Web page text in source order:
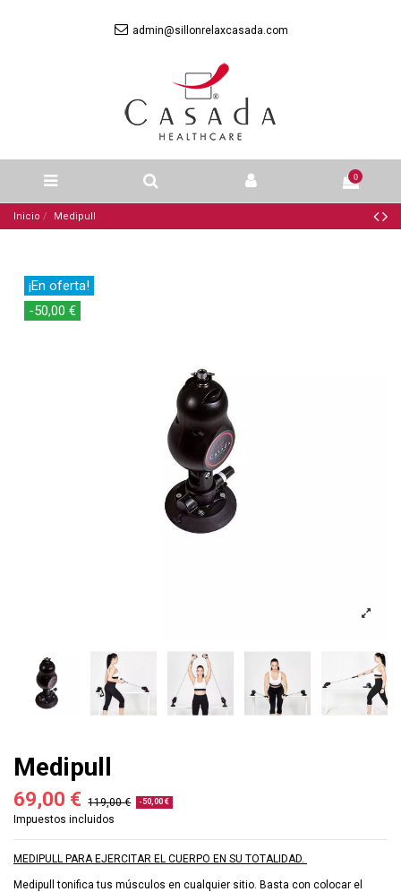
admin@sillonrelaxcasada.com
0
Inicio Medipull
¡En oferta!
-50,00 €
Medipull
69,00 € 119,00 € -50,00 €
Impuestos incluidos
MEDIPULL PARA EJERCITAR EL CUERPO EN SU TOTALIDAD.
Medipull tonifica tus músculos en cualquier sitio. Basta con colocar el